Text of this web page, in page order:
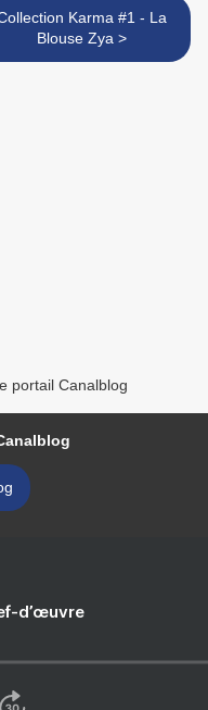
Karma #1 - La
Blouse Zya >
portail Canalblog
d’œuvre